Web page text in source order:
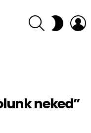
SEARCH SWITCH
SKIN
neked”